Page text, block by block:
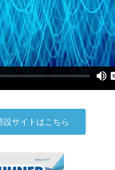
設サイトはこちら